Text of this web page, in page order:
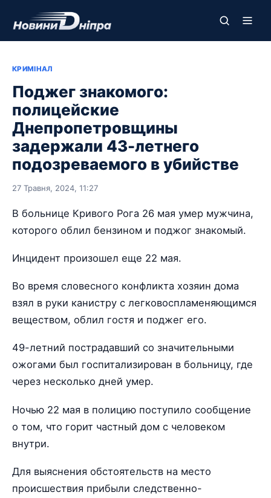
КРИМІНАЛ
Поджег знакомого:
полицейские
Днепропетровщины
задержали 43-летнего
подозреваемого в убийстве
27 Травня, 2024, 11:27
В больнице Кривого Рога 26 мая умер мужчина,
которого облил бензином и поджог знакомый.
Инцидент произошел еще 22 мая.
Во время словесного конфликта хозяин дома
взял в руки канистру с легковоспламеняющимся
веществом, облил гостя и поджег его.
49-летний пострадавший со значительными
ожогами был госпитализирован в больницу, где
через несколько дней умер.
Ночью 22 мая в полицию поступило сообщение
о том, что горит частный дом с человеком
внутри.
Для выяснения обстоятельств на место
происшествия прибыли следственно-